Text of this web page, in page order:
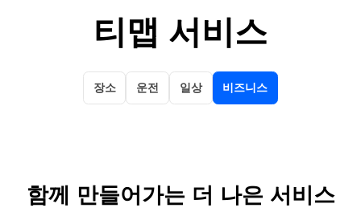
티맵 서비스
장소 운전 일상 비즈니스
함께 만들어가는 더 나은 서비스